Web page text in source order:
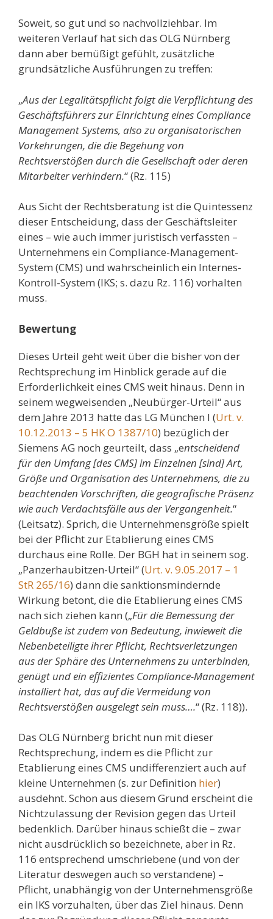
Soweit, so gut und so nachvollziehbar. Im
weiteren Verlauf hat sich das OLG Nürnberg
dann aber bemüßigt gefühlt, zusätzliche
grundsätzliche Ausführungen zu treffen:
„Aus der Legalitätspflicht folgt die Verpflichtung des
Geschäftsführers zur Einrichtung eines Compliance
Management Systems, also zu organisatorischen
Vorkehrungen, die die Begehung von
Rechtsverstößen durch die Gesellschaft oder deren
Mitarbeiter verhindern.“ (Rz. 115)
Aus Sicht der Rechtsberatung ist die Quintessenz
dieser Entscheidung, dass der Geschäftsleiter
eines – wie auch immer juristisch verfassten –
Unternehmens ein Compliance-Management-
System (CMS) und wahrscheinlich ein Internes-
Kontroll-System (IKS; s. dazu Rz. 116) vorhalten
muss.
Bewertung
Dieses Urteil geht weit über die bisher von der
Rechtsprechung im Hinblick gerade auf die
Erforderlichkeit eines CMS weit hinaus. Denn in
seinem wegweisenden „Neubürger-Urteil“ aus
dem Jahre 2013 hatte das LG München I (Urt. v.
10.12.2013 – 5 HK O 1387/10) bezüglich der
Siemens AG noch geurteilt, dass „entscheidend
für den Umfang [des CMS] im Einzelnen [sind] Art,
Größe und Organisation des Unternehmens, die zu
beachtenden Vorschriften, die geografische Präsenz
wie auch Verdachtsfälle aus der Vergangenheit.“
(Leitsatz). Sprich, die Unternehmensgröße spielt
bei der Pflicht zur Etablierung eines CMS
durchaus eine Rolle. Der BGH hat in seinem sog.
„Panzerhaubitzen-Urteil“ (Urt. v. 9.05.2017 – 1
StR 265/16) dann die sanktionsmindernde
Wirkung betont, die die Etablierung eines CMS
nach sich ziehen kann („Für die Bemessung der
Geldbuße ist zudem von Bedeutung, inwieweit die
Nebenbeteiligte ihrer Pflicht, Rechtsverletzungen
aus der Sphäre des Unternehmens zu unterbinden,
genügt und ein effizientes Compliance-Management
installiert hat, das auf die Vermeidung von
Rechtsverstößen ausgelegt sein muss….“ (Rz. 118)).
Das OLG Nürnberg bricht nun mit dieser
Rechtsprechung, indem es die Pflicht zur
Etablierung eines CMS undifferenziert auch auf
kleine Unternehmen (s. zur Definition hier)
ausdehnt. Schon aus diesem Grund erscheint die
Nichtzulassung der Revision gegen das Urteil
bedenklich. Darüber hinaus schießt die – zwar
nicht ausdrücklich so bezeichnete, aber in Rz.
116 entsprechend umschriebene (und von der
Literatur deswegen auch so verstandene) –
Pflicht, unabhängig von der Unternehmensgröße
ein IKS vorzuhalten, über das Ziel hinaus. Denn